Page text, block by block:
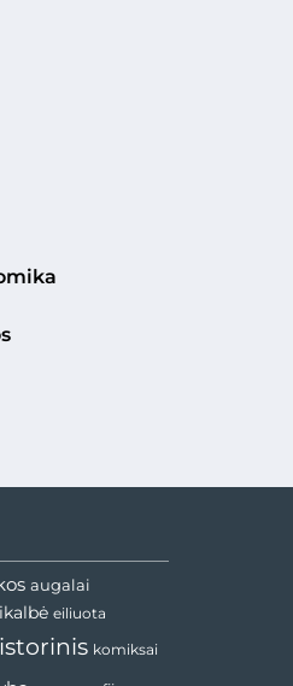
augalai
eiliuota
istorinis komiksai